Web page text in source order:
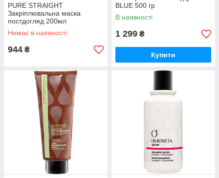
PURE STRAIGHT
Закріплювальна маска
постдогляд 200мл
Немає в наявності
944 ₴
BLUE 500 гр
В наявності
1 299 ₴
Купити